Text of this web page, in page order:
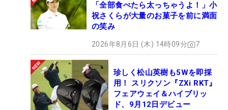
「全部食べたら太っちゃうよ！」小
祝さくらが大量のお菓子を前に満面
の笑み
2026年8月6日 (木) 14時09分 7
珍しく松山英樹も5Wを即採
用！ スリクソン『ZXi RKT』
フェアウェイ＆ハイブリッ
ド、9月12日デビュー